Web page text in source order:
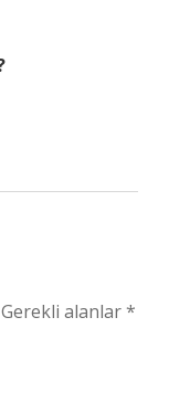
Gerekli alanlar*